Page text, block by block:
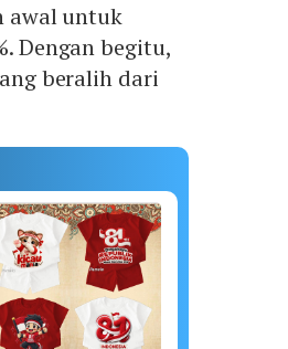
awal untuk
Dengan begitu,
beralih dari